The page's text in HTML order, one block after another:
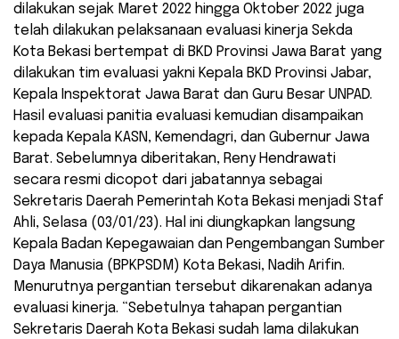
dilakukan sejak Maret 2022 hingga Oktober 2022 juga
telah dilakukan pelaksanaan evaluasi kinerja Sekda
Kota Bekasi bertempat di BKD Provinsi Jawa Barat yang
dilakukan tim evaluasi yakni Kepala BKD Provinsi Jabar,
Kepala Inspektorat Jawa Barat dan Guru Besar UNPAD.
Hasil evaluasi panitia evaluasi kemudian disampaikan
kepada Kepala KASN, Kemendagri, dan Gubernur Jawa
Barat. Sebelumnya diberitakan, Reny Hendrawati
secara resmi dicopot dari jabatannya sebagai
Sekretaris Daerah Pemerintah Kota Bekasi menjadi Staf
Ahli, Selasa (03/01/23). Hal ini diungkapkan langsung
Kepala Badan Kepegawaian dan Pengembangan Sumber
Daya Manusia (BPKPSDM) Kota Bekasi, Nadih Arifin.
Menurutnya pergantian tersebut dikarenakan adanya
evaluasi kinerja. “Sebetulnya tahapan pergantian
Sekretaris Daerah Kota Bekasi sudah lama dilakukan